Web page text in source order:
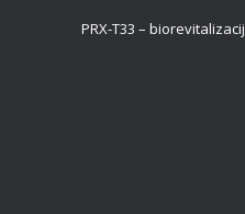
PRX-T33 –